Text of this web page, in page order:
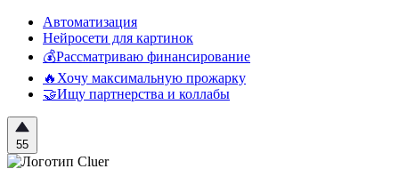
Автоматизация
Нейросети для картинок
💰Рассматриваю финансирование
🔥Хочу максимальную прожарку
🤝Ищу партнерства и коллабы
55